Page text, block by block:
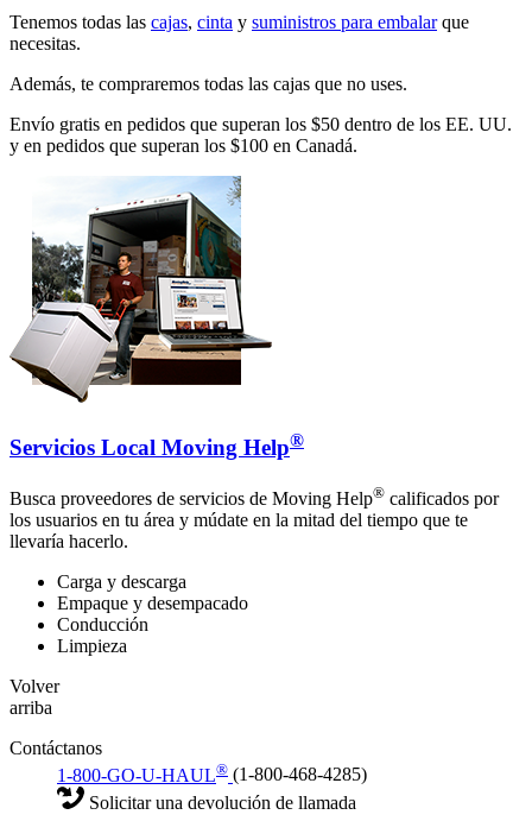
Tenemos todas las cajas, cinta y suministros para embalarque
necesitas.
Además, te compraremos todas las cajas que no uses.
Envío gratis en pedidos que superan los $50 dentro de los EE. UU.
y en pedidos que superan los $100 en Canadá.
Servicios Local Moving Help®
Busca proveedores de servicios de Moving Help® calificados por
los usuarios en tu área y múdate en la mitad del tiempo que te
llevaría hacerlo.
Carga y descarga
Empaque y desempacado
Conducción
Limpieza
Volver
arriba
Contáctanos
1-800-GO-U-HAUL® (1-800-468-4285)
Solicitar una devolución de llamada